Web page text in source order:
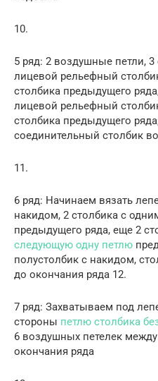
10.
5 ряд: 2 воздушные петли, 3
лицевой рельефный
столбика предыдущего
лицевой рельефный
столбика предыдущего
соединительный столбик
11.
6 ряд: Начинаем вязать
накидом, 2 столбика с
предыдущего ряда, еще 2
следующую одну петлю
полустолбик с накидом,
до окончания ряда 12.
7 ряд: Захватываем под
стороны петлю столбика
6 воздушных петелек
окончания ряда